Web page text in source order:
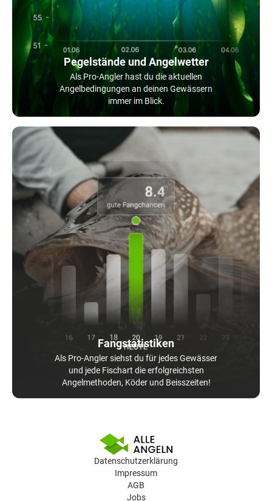
Pegelstände und Angelwetter
Als Pro-Angler hast du die aktuellen
Angelbedingungen an deinen Gewässern
immer im Blick.
Fangstatistiken
Als Pro-Angler siehst du für jedes Gewässer
und jede Fischart die erfolgreichsten
Angelmethoden, Köder und Beisszeiten!
Datenschutzerklärung
Impressum
AGB
Jobs